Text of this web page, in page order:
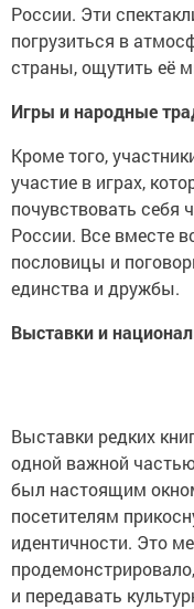
России. Эти
погрузиться в
страны, ощутить её
Игры и народные
Кроме того,
участие в играх,
почувствовать
России. Все вместе
пословицы и
единства и дружбы.
Выставки и
Выставки редких
одной важной
был настоящим
посетителям
идентичности. Это
и передавать